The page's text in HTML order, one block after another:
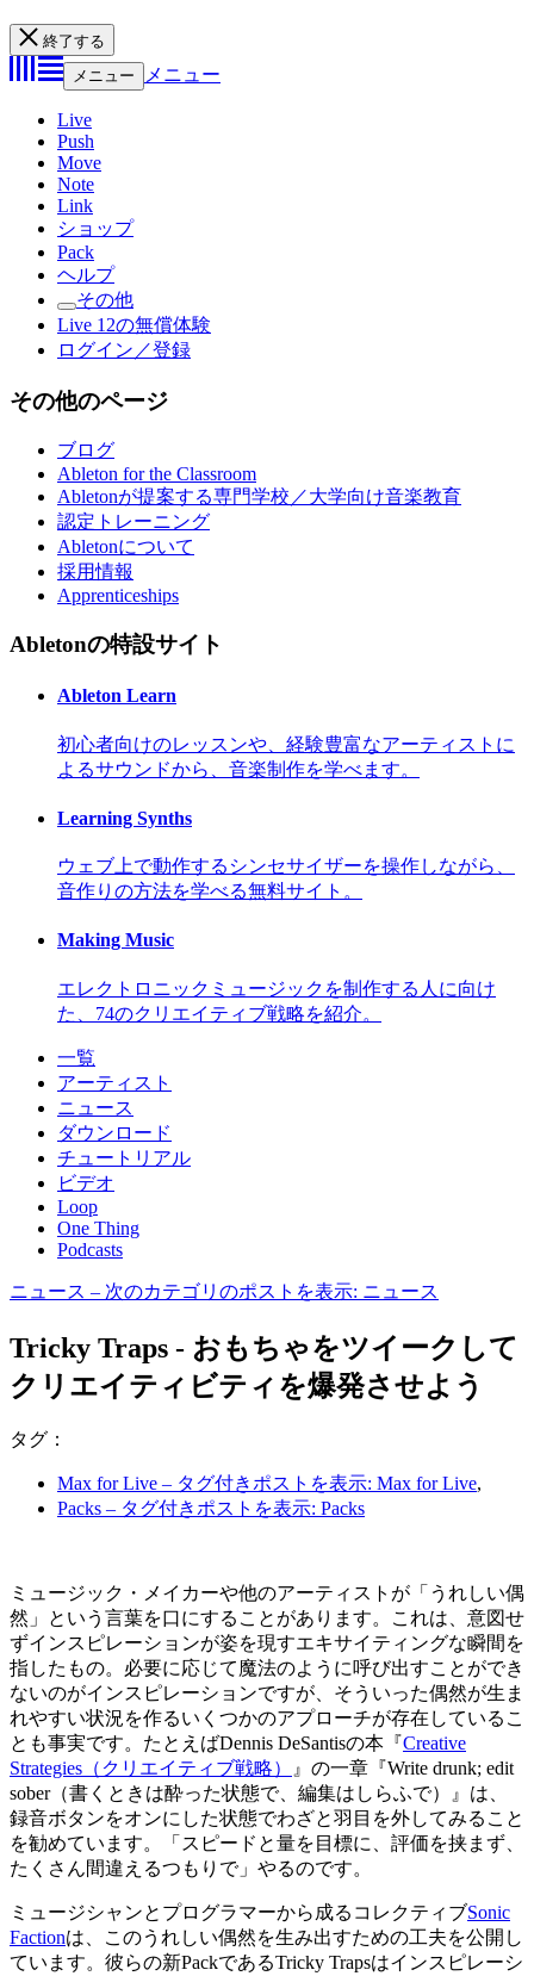
終了する
メニュー
メニュー
Live
Push
Move
Note
Link
ショップ
Pack
ヘルプ
その他
Live 12の無償体験
ログイン／登録
その他のページ
ブログ
Ableton for the Classroom
Abletonが提案する専門学校／大学向け音楽教育
認定トレーニング
Abletonについて
採用情報
Apprenticeships
Abletonの特設サイト
Ableton Learn
初心者向けのレッスンや、経験豊富なアーティストに
よるサウンドから、音楽制作を学べます。
Learning Synths
ウェブ上で動作するシンセサイザーを操作しながら、
音作りの方法を学べる無料サイト。
Making Music
エレクトロニックミュージックを制作する人に向け
た、74のクリエイティブ戦略を紹介。
一覧
アーティスト
ニュース
ダウンロード
チュートリアル
ビデオ
Loop
One Thing
Podcasts
ニュース – 次のカテゴリのポストを表示: ニュース
Tricky Traps - おもちゃをツイークして
クリエイティビティを爆発させよう
タグ：
Max for Live – タグ付きポストを表示: Max for Live,
Packs – タグ付きポストを表示: Packs
ミュージック・メイカーや他のアーティストが「うれしい偶
然」という言葉を口にすることがあります。これは、意図せ
ずインスピレーションが姿を現すエキサイティングな瞬間を
指したもの。必要に応じて魔法のように呼び出すことができ
ないのがインスピレーションですが、そういった偶然が生ま
れやすい状況を作るいくつかのアプローチが存在しているこ
とも事実です。たとえばDennis DeSantisの本『 Creative
Strategies（クリエイティブ戦略）
』の一章『Write drunk; edit
sober（書くときは酔った状態で、編集はしらふで）』は、
録音ボタンをオンにした状態でわざと羽目を外してみること
を勧めています。「スピードと量を目標に、評価を挟まず、
たくさん間違えるつもりで」やるのです。
ミュージシャンとプログラマーから成るコレクティブSonic
Factionは、このうれしい偶然を生み出すための工夫を公開し
ています。彼らの新PackであるTricky Trapsはインスピレーシ